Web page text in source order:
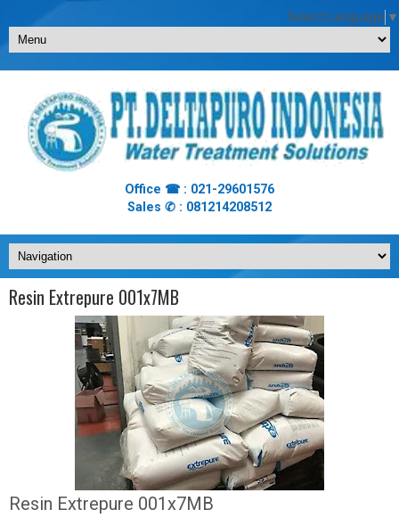
Select Language ▼
Office ☎ : 021-29601576
Sales ✆ : 081214208512
Resin Extrepure 001x7MB
Resin Extrepure 001x7MB